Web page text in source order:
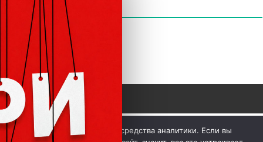
КОММЕНТАРИИ
гиперссылкой на сайт vklader.com или
Мы используем куки и средства аналитики. Если вы